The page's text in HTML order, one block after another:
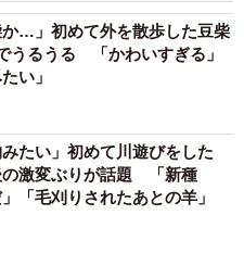
収入がガクンと下がると聞
ですが、同時にXも始めた
ログはうまくいかずとっ
楽しいので続いています」
になった経緯を教えてく
か…」初めて外を散歩した豆柴
うるうる 「かわいすぎる」
い」
みたい」初めて川遊びをした
の激変ぶりが話題 「新種
「毛刈りされたあとの羊」